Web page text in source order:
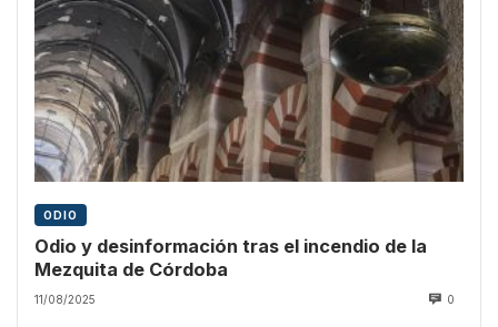
ODIO
Odio y desinformación tras el incendio de la
Mezquita de Córdoba
11/08/2025 0